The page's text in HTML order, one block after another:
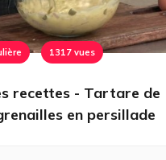
1317 vues
recettes - Tartare de
en persillade